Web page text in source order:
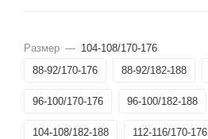
Размер — 104-108/170-176
88-92/170-176
88-92/182-188
96-100/170-176 96-100/182-188
104-108/182-188 112-116/170-176